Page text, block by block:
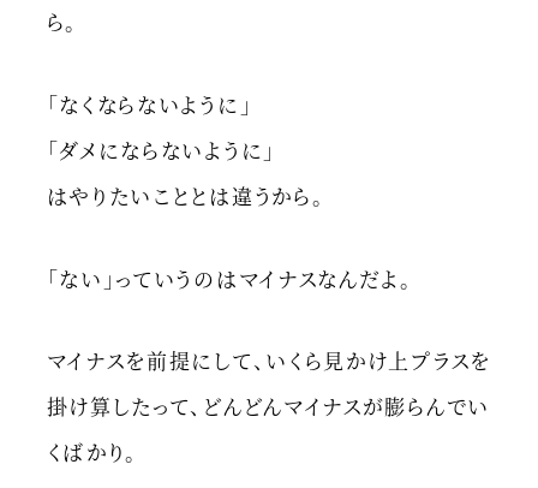
ら。
「なくならないように」
「ダメにならないように」
はやりたいこととは違うから。
「ない」っていうのはマイナスなんだよ。
マイナスを前提にして、いくら見かけ上プラスを
掛け算したって、どんどんマイナスが膨らんでい
くばかり。